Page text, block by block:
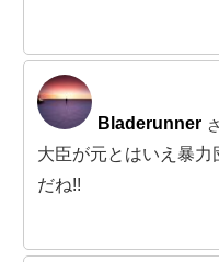
Bladerunner
大臣が元とはいえ暴
だね!!